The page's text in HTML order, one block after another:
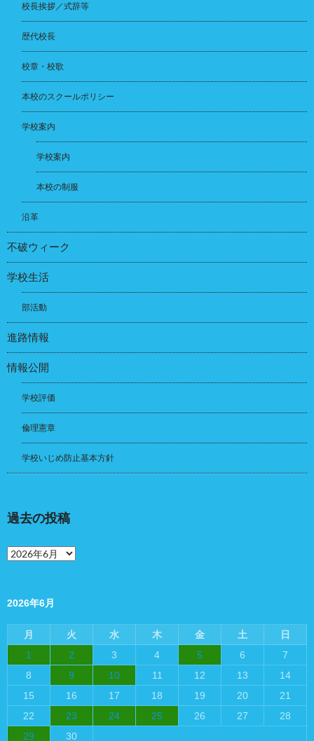
校長挨拶／式辞等
歴代校長
校章・校歌
本校のスクールポリシー
学校案内
学校案内
本校の制服
沿革
不破ウィーク
学校生活
部活動
進路情報
情報公開
学校評価
倫理憲章
学校いじめ防止基本方針
過去の投稿
過
去
稿
2026年6月
月 火 水 木 金 土
日
1
2 3 4 5 6
7
8
9 10 11 12 13
14
15
16 17 18 19 20
21
22
23 24 25 26 27
28
29
30